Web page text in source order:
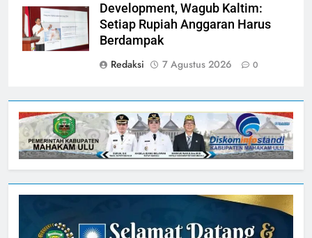
Development, Wagub Kaltim:
Setiap Rupiah Anggaran Harus
Berdampak
Redaksi
7 Agustus 2026 0